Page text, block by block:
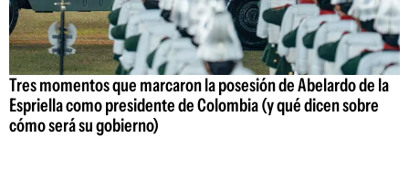
Tres momentos que marcaron la posesión de Abelardo de la
Espriella como presidente de Colombia (y qué dicen sobre
cómo será su gobierno)